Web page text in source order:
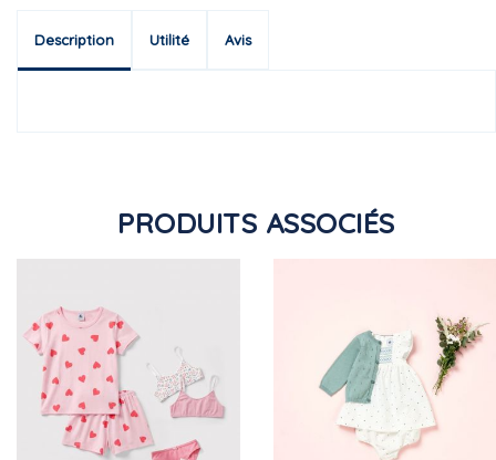
Description Utilité Avis
PRODUITS ASSOCIÉS